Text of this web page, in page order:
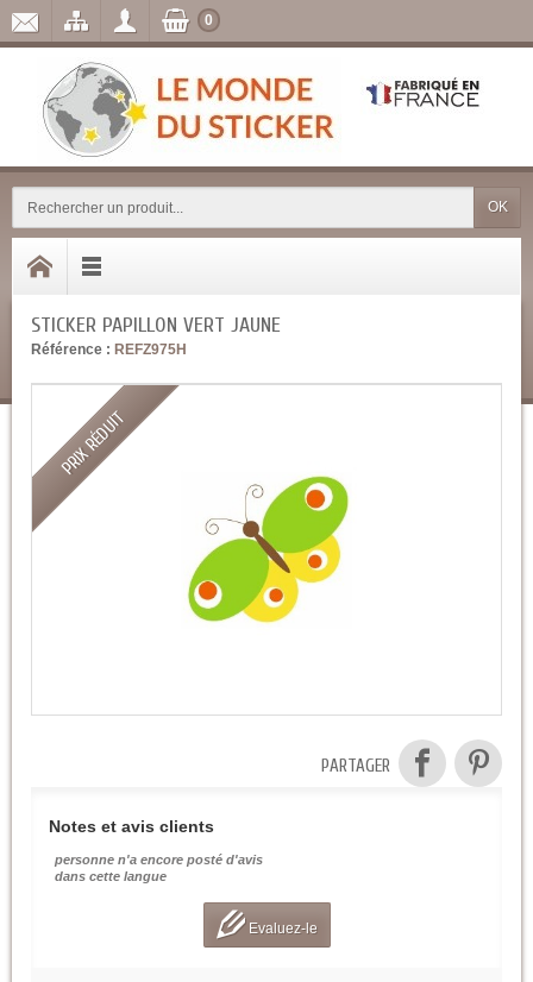
OK
0
STICKER PAPILLON VERT JAUNE
Référence : REFZ975H
PRIX RÉDUIT
PARTAGER
Notes et avis clients
personne n'a encore posté d'avis
dans cette langue
Evaluez-le